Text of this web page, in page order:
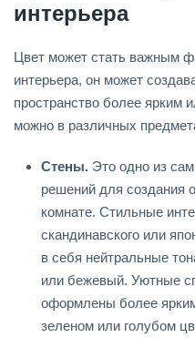
интерьера
Цвет может стать важным
интерьера, он может
пространство более ярким
можно в различных
Стены. Это одно из
решений для создания
комнате. Стильные
скандинавского или
в себя нейтральные
или бежевый. Уютные
оформлены более
зеленом или голубом